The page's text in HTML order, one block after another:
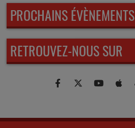
PROCHAINS ÉVÈNEMENTS
RETROUVEZ-NOUS SUR